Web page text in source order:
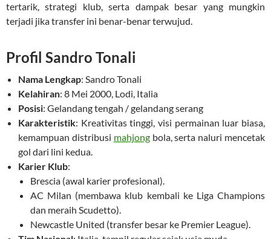
tertarik, strategi klub, serta dampak besar yang mungkin
terjadi jika transfer ini benar-benar terwujud.
Profil Sandro Tonali
Nama Lengkap: Sandro Tonali
Kelahiran: 8 Mei 2000, Lodi, Italia
Posisi: Gelandang tengah / gelandang serang
Karakteristik: Kreativitas tinggi, visi permainan luar biasa,
kemampuan distribusi mahjongbola, serta naluri mencetak
gol dari lini kedua.
Karier Klub:
Brescia (awal karier profesional).
AC Milan (membawa klub kembali ke Liga Champions
dan meraih Scudetto).
Newcastle United (transfer besar ke Premier League).